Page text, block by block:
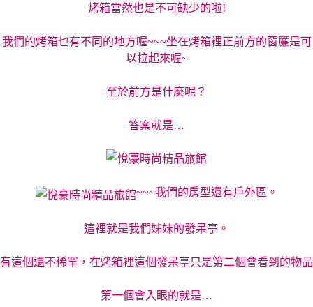
烤箱當然也是不可缺少的啦!
我們的烤箱也有不同的地方喔~~~坐在烤箱裡正前方的窗簾是可
以拉起來喔~
至於前方是什麼呢？
答案就是…
~~~我們的房型還有戶外區。
這裡就是我們姊妹的發呆亭。
有這個還不稀罕，在烤箱裡這個發呆亭只是第二個會看到的物品
第一個會入眼的就是…